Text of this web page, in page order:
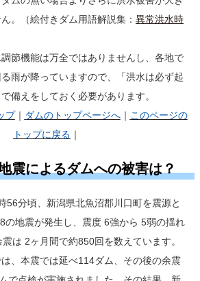
。（絵付きダム用語解説集： 異常洪水時
節機能は万全ではありませんし、各地で
雨が降っていますので、「洪水は必ず起
備えをしておく必要があります。
プ｜ ダムのトップページへ｜ このページの
トップに戻る ｜
震によるダムへの被害は？
56分頃、新潟県北魚沼郡川口町を震源と
の地震が発生し、震度 6強から 5弱の揺れ
は 2ヶ月間で約850回を数えています。
、本震では延べ114ダム、その後の余震